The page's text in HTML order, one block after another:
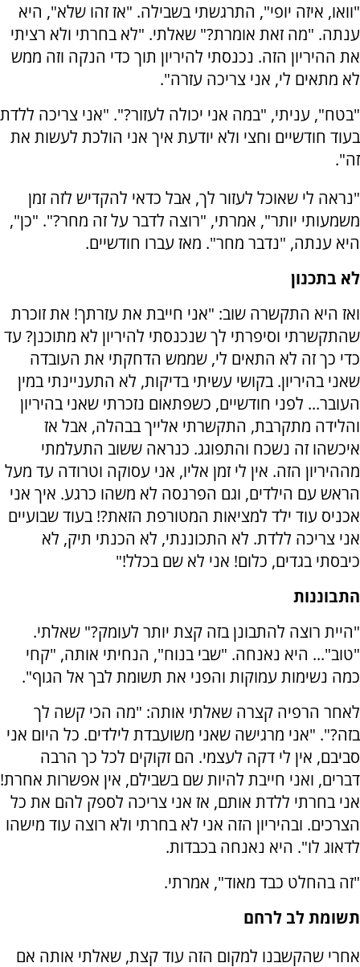
"וואו, איזה יופי", התרגשתי בשבילה. "אז זהו שלא", היא
ענתה. "מה זאת אומרת?" שאלתי. "לא בחרתי ולא רציתי
את ההיריון הזה. נכנסתי להיריון תוך כדי הנקה וזה ממש
לא מתאים לי, אני צריכה עזרה".
"בטח", עניתי, "במה אני יכולה לעזור?". "אני צריכה ללדת
בעוד חודשיים וחצי ולא יודעת איך אני הולכת לעשות את
זה".
"נראה לי שאוכל לעזור לך, אבל כדאי להקדיש לזה זמן
משמעותי יותר", אמרתי, "רוצה לדבר על זה מחר?". "כן",
היא ענתה, "נדבר מחר". מאז עברו חודשיים.
לא בתכנון
ואז היא התקשרה שוב: "אני חייבת את עזרתך! את זוכרת
שהתקשרתי וסיפרתי לך שנכנסתי להיריון לא מתוכנן? עד
כדי כך זה לא התאים לי, שממש הדחקתי את העובדה
שאני בהיריון. בקושי עשיתי בדיקות, לא התעניינתי במין
העובר... לפני חודשיים, כשפתאום נזכרתי שאני בהיריון
והלידה מתקרבת, התקשרתי אלייך בבהלה, אבל אז
איכשהו זה נשכח והתפוגג. כנראה ששוב התעלמתי
מההיריון הזה. אין לי זמן אליו, אני עסוקה וטרודה עד מעל
הראש עם הילדים, וגם הפרנסה לא משהו כרגע. איך אני
אכניס עוד ילד למציאות המטורפת הזאת?! בעוד שבועיים
אני צריכה ללדת. לא התכוננתי, לא הכנתי תיק, לא
כיבסתי בגדים, כלום! אני לא שם בכלל!"
התבוננות
"היית רוצה להתבונן בזה קצת יותר לעומק?" שאלתי.
"טוב"... היא נאנחה. "שבי בנוח", הנחיתי אותה, "קחי
כמה נשימות עמוקות והפני את תשומת לבך אל הגוף".
לאחר הרפיה קצרה שאלתי אותה: "מה הכי קשה לך
בזה?". "אני מרגישה שאני משועבדת לילדים. כל היום אני
סביבם, אין לי דקה לעצמי. הם זקוקים לכל כך הרבה
דברים, ואני חייבת להיות שם בשבילם, אין אפשרות אחרת!
אני בחרתי ללדת אותם, אז אני צריכה לספק להם את כל
הצרכים. ובהיריון הזה אני לא בחרתי ולא רוצה עוד מישהו
לדאוג לו". היא נאנחה בכבדות.
"זה בהחלט כבד מאוד", אמרתי.
תשומת לב לרחם
אחרי שהקשבנו למקום הזה עוד קצת, שאלתי אותה אם